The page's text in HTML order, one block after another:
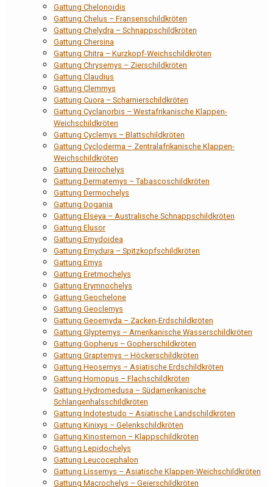
Gattung Chelonoidis
Gattung Chelus – Fransenschildkröten
Gattung Chelydra – Schnappschildkröten
Gattung Chersina
Gattung Chitra – Kurzkopf-Weichschildkröten
Gattung Chrysemys – Zierschildkröten
Gattung Claudius
Gattung Clemmys
Gattung Cuora – Scharnierschildkröten
Gattung Cyclanorbis – Westafrikanische Klappen-
Weichschildkröten
Gattung Cyclemys – Blattschildkröten
Gattung Cycloderma – Zentralafrikanische Klappen-
Weichschildkröten
Gattung Deirochelys
Gattung Dermatemys – Tabascoschildkröten
Gattung Dermochelys
Gattung Dogania
Gattung Elseya – Australische Schnappschildkröten
Gattung Elusor
Gattung Emydoidea
Gattung Emydura – Spitzkopfschildkröten
Gattung Emys
Gattung Eretmochelys
Gattung Erymnochelys
Gattung Geochelone
Gattung Geoclemys
Gattung Geoemyda – Zacken-Erdschildkröten
Gattung Glyptemys – Amerikanische Wasserschildkröten
Gattung Gopherus – Gopherschildkröten
Gattung Graptemys – Höckerschildkröten
Gattung Heosemys – Asiatische Erdschildkröten
Gattung Homopus – Flachschildkröten
Gattung Hydromedusa – Südamerikanische
Schlangenhalsschildkröten
Gattung Indotestudo – Asiatische Landschildkröten
Gattung Kinixys – Gelenkschildkröten
Gattung Kinosternon – Klappschildkröten
Gattung Lepidochelys
Gattung Leucocephalon
Gattung Lissemys – Asiatische Klappen-Weichschildkröten
Gattung Macrochelys – Geierschildkröten